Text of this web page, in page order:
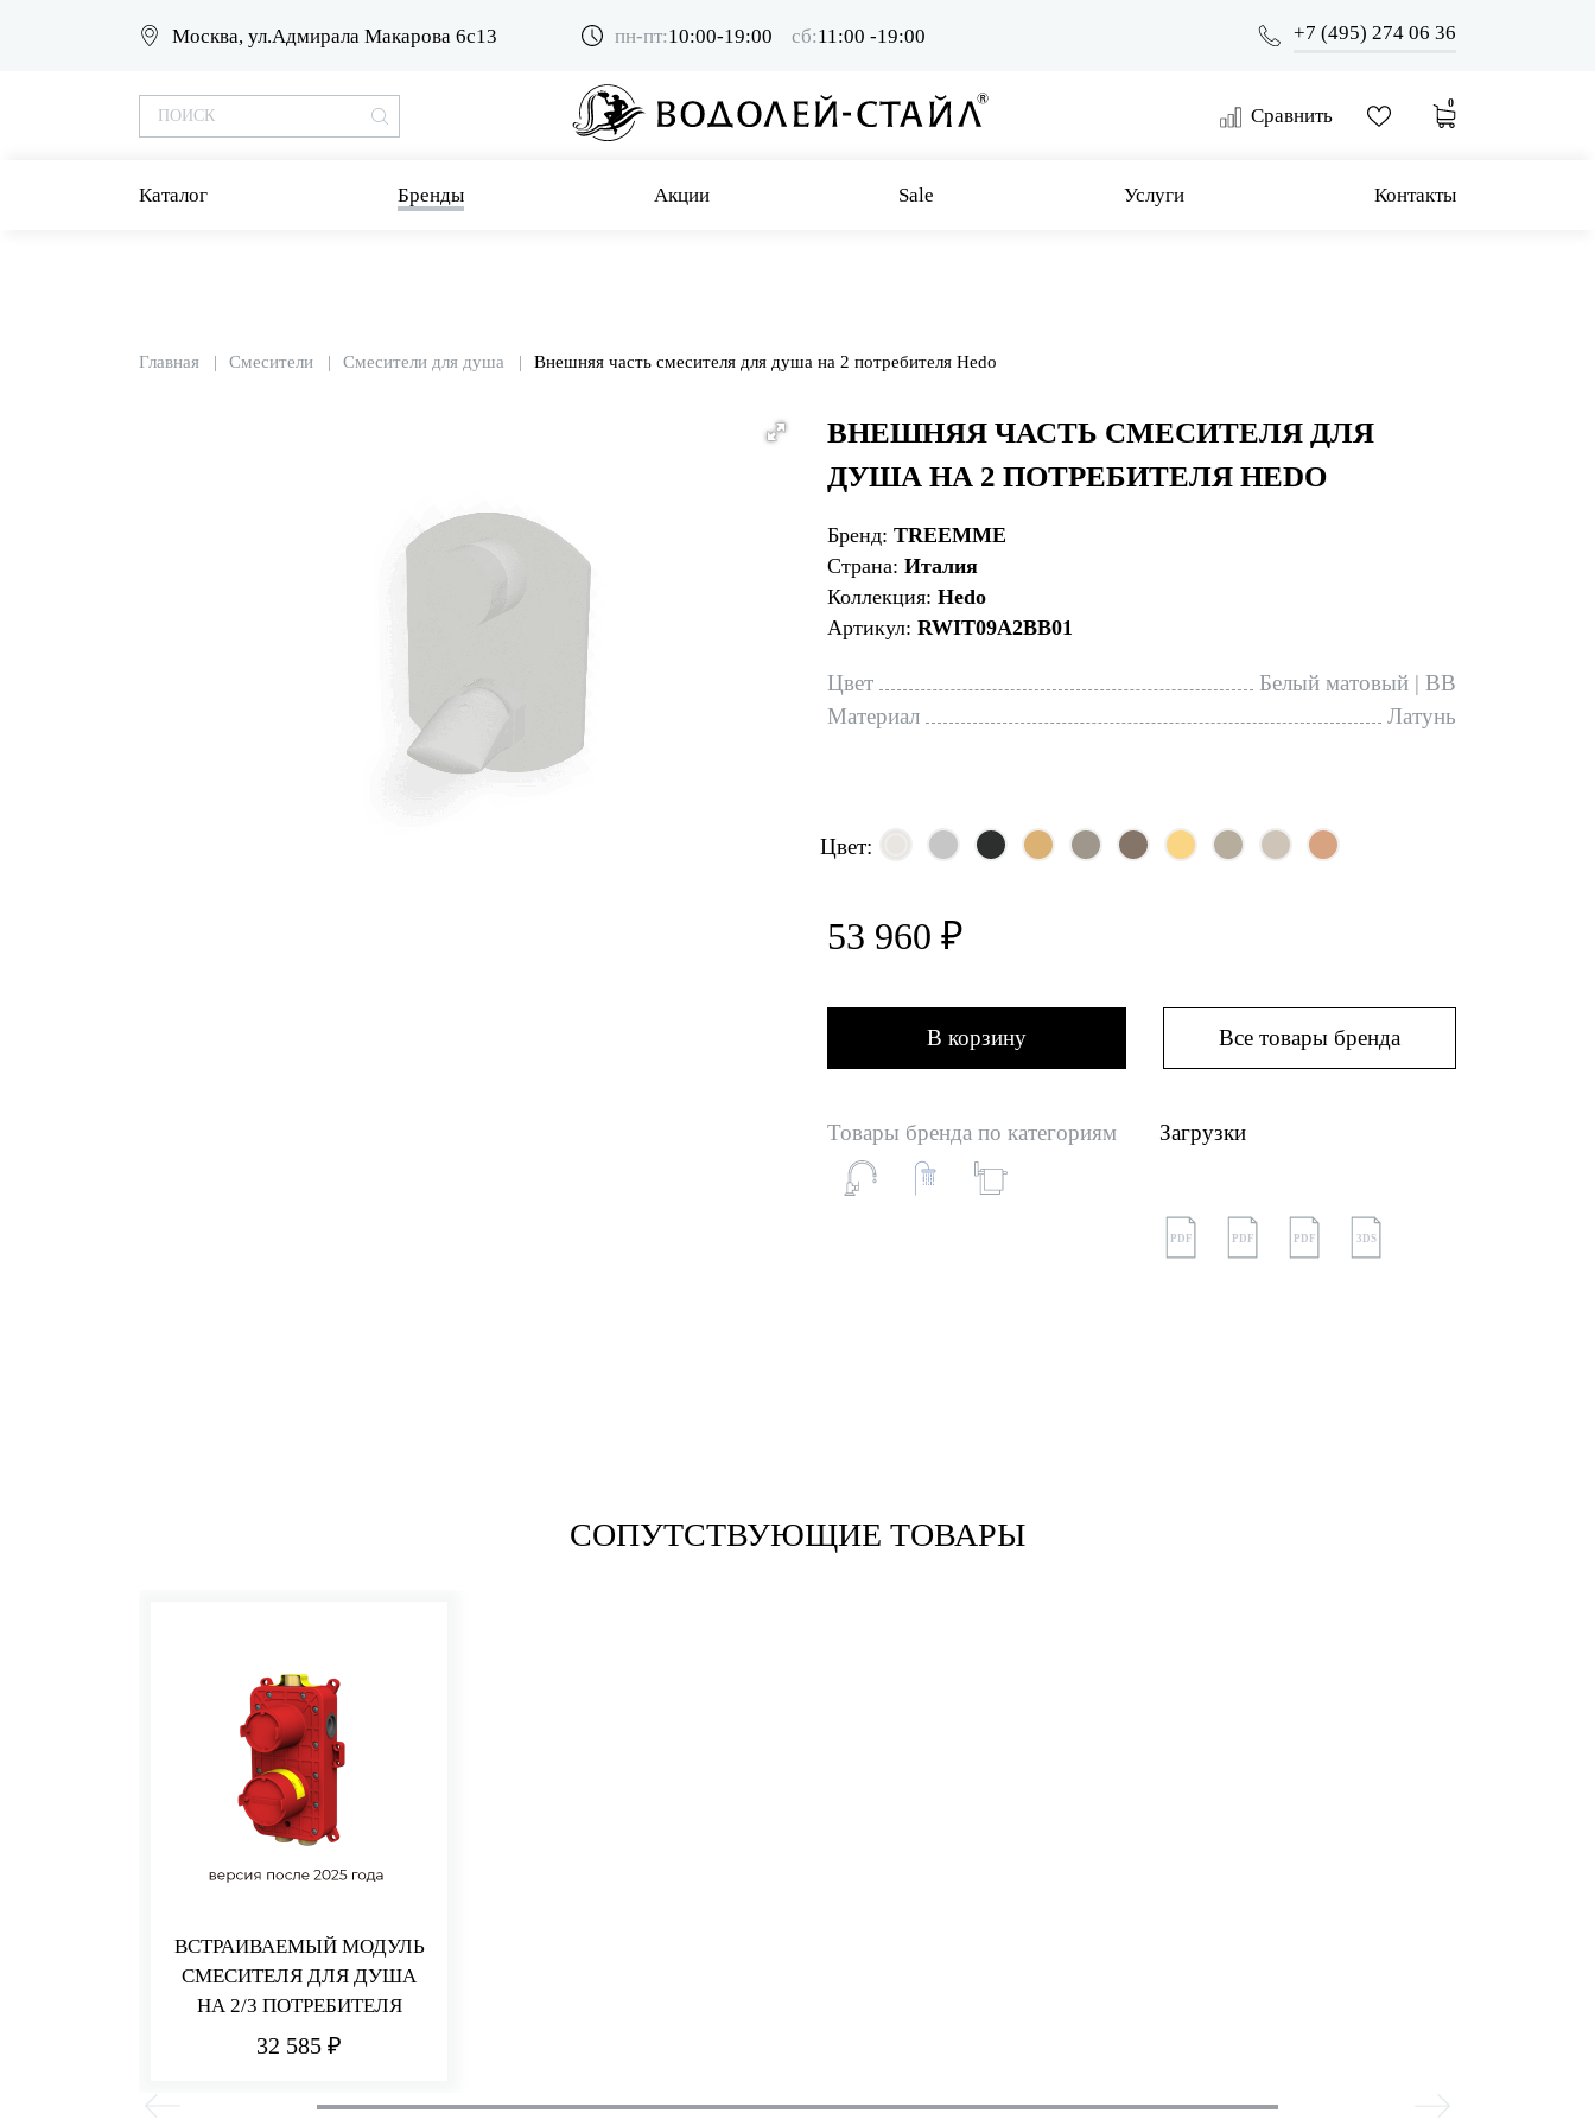
Москва, ул.Адмирала Макарова 6с13 пн-пт:10:00-19:00 сб:11:00 -19:00 +7 (495) 274 06 36
Сравнить
0
Каталог Бренды Акции Sale Услуги Контакты
Главная Смесители Смесители для душа Внешняя часть смесителя для душа на 2 потребителя Hedo
ВНЕШНЯЯ ЧАСТЬ СМЕСИТЕЛЯ ДЛЯ
ДУША НА 2 ПОТРЕБИТЕЛЯ HEDO
Бренд: TREEMME
Страна: Италия
Коллекция: Hedo
Артикул: RWIT09A2BB01
Цвет
Белый матовый | BB
Материал
Латунь
Цвет:
53 960 ₽
В корзину Все товары бренда
Товары бренда по категориям Загрузки
PDF PDF PDF 3DS
СОПУТСТВУЮЩИЕ ТОВАРЫ
ВСТРАИВАЕМЫЙ МОДУЛЬ
СМЕСИТЕЛЯ ДЛЯ ДУША
НА 2/3 ПОТРЕБИТЕЛЯ
32 585 ₽